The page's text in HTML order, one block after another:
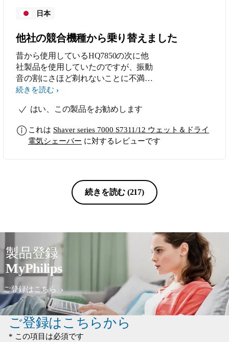
日本
他社の競合機種から乗り替えました
昔から使用しているHQ7850の次に他
社製品を使用していたのですが、振動
音の割にさほど剃れないことに不満を
感じていました。そこでフィリップス
ました。低騒音でありながら肌にスト
セプトは昔使用していたHQ7850と変
わらないまま、とても扱いやすく進化
は専用カートリッジを用いないと隅々
までキレイに成らず、面倒ながら家庭
用スチームクリーナーで定期的に洗浄
ンスがストレスに感じません。高性能
シェーバーも刃が目詰まりしていたら
使い物になりませんので日々のメンテ
ナンス性の良さは大事だと思います。
本製品は自宅用で、冒頭に記した
HQ7850は購入から15年前後経った今
でも現役で、職場で使用しています。
バッテリーや替刃の持続力も気に入っ
ています。
続きを読む
はい、この製品をお勧めします
これは Shaver series 7000 S7311/12 ウェット＆ドライ
電気シェーバー に対するレビューです
続きを読む (217)
製品登録
MyPhilips
ご登録はこちら
ご登録はこちらから
* この項目は必須です